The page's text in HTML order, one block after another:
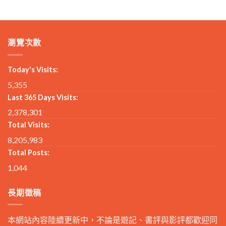
瀏覽次數
Today's Visits:
5,355
Last 365 Days Visits:
2,378,301
Total Visits:
8,205,983
Total Posts:
1,044
長期徵稿
本網站內容陸續更新中，不論是遊記、書評與影評都歡迎同